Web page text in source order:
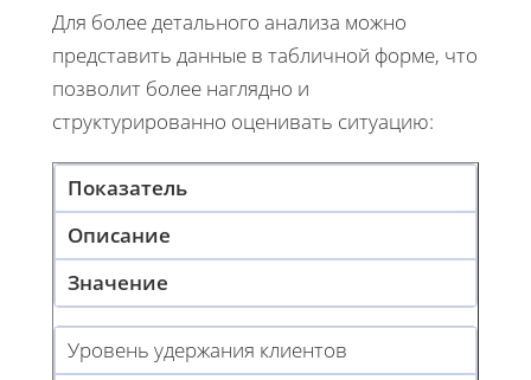
Для более детального анализа можно
представить данные в табличной форме, что
позволит более наглядно и
структурированно оценивать ситуацию:
Показатель
Описание
Значение
Уровень удержания клиентов